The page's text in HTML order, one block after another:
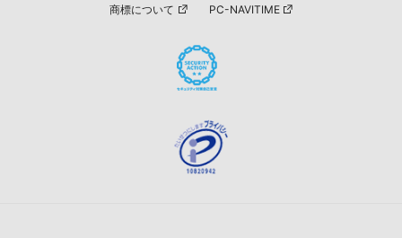
商標について PC-NAVITIME